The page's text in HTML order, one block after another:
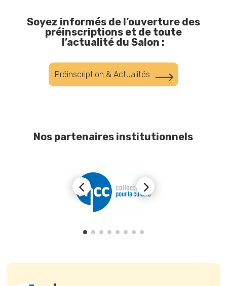
Soyez informés de l’ouverture des
préinscriptions et de toute
l’actualité du Salon :
Préinscription & Actualités
Nos partenaires institutionnels